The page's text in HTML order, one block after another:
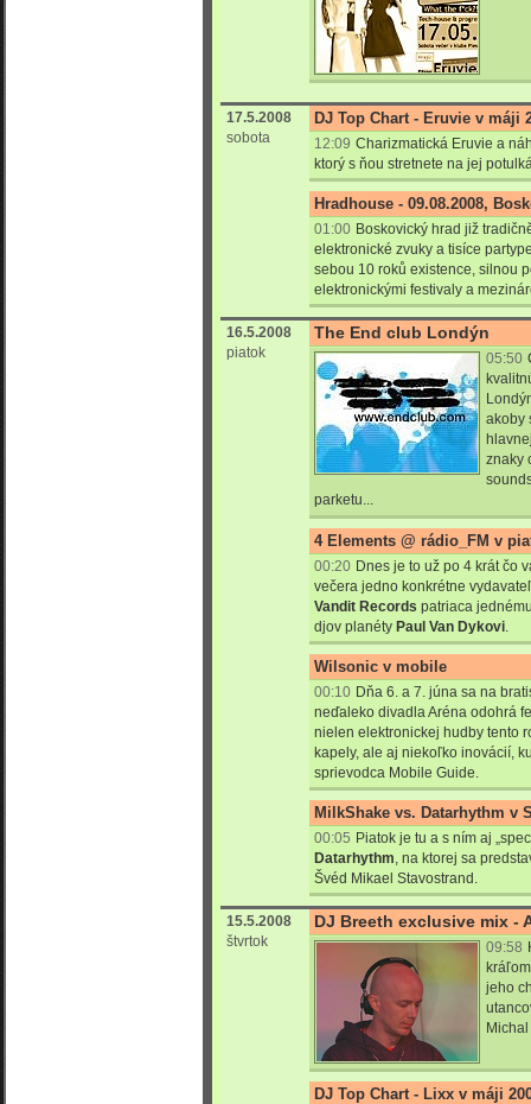
17.5.2008
sobota
DJ Top Chart - Eruvie v máji
12:09 Charizmatická Eruvie a
ktorý s ňou stretnete na jej
Hradhouse - 09.08.2008,
01:00 Boskovický hrad již
elektronické zvuky a tisíce
sebou 10 roků existence, silnou
elektronickými festivaly a
16.5.2008
piatok
The End club Londýn
05:50
akoby
znaky
parketu...
4 Elements @ rádio_FM v
00:20 Dnes je to už po 4 krát čo
večera jedno konkrétne
Vandit Records patriaca
djov planéty Paul Van Dykovi.
Wilsonic v mobile
00:10 Dňa 6. a 7. júna sa na
neďaleko divadla Aréna odohrá
nielen elektronickej hudby tento
kapely, ale aj niekoľko inovácií,
sprievodca Mobile Guide.
MilkShake vs. Datarhythm v
00:05 Piatok je tu a s ním aj
Datarhythm, na ktorej sa
Švéd Mikael Stavostrand.
15.5.2008
štvrtok
DJ Breeth exclusive mix -
09:58
jeho
DJ Top Chart - Lixx v máji